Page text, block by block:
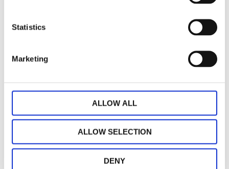
Statistics
Marketing
ALLOW ALL
ALLOW SELECTION
DENY
Ursprungsland: Indien.
alla produktionsled. Certifieringen innebär att
textilen i den färdiga produkten är fri från
ohälsosamma kemikalier. Certifieringssystemet
infördes 1992 och huvudsyftet är att utveckla
provningskriterier, gränsvärden och testmetoder
på vetenskaplig grund. Certifikatet gäller i 12